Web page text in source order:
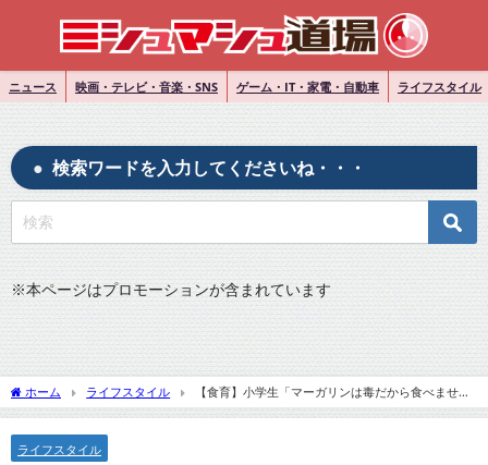
ニュース 映画・テレビ・音楽・SNS ゲーム・IT・家電・自動車 ライフスタイル
検索ワードを入力してくださいね・・・
※本ページはプロモーションが含まれています
ホーム ライフスタイル
【食育】小学生「マーガリンは毒だから食べませ
ん」問題が物議。食育で悩み過ぎないため3か条
ライフスタイル